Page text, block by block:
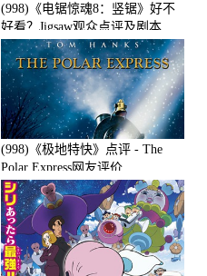
(998)《电锯惊魂8：竖锯》好不
好看？Jigsaw观众点评及剧本
(998)《极地特快》点评 - The
Polar Express网友评价